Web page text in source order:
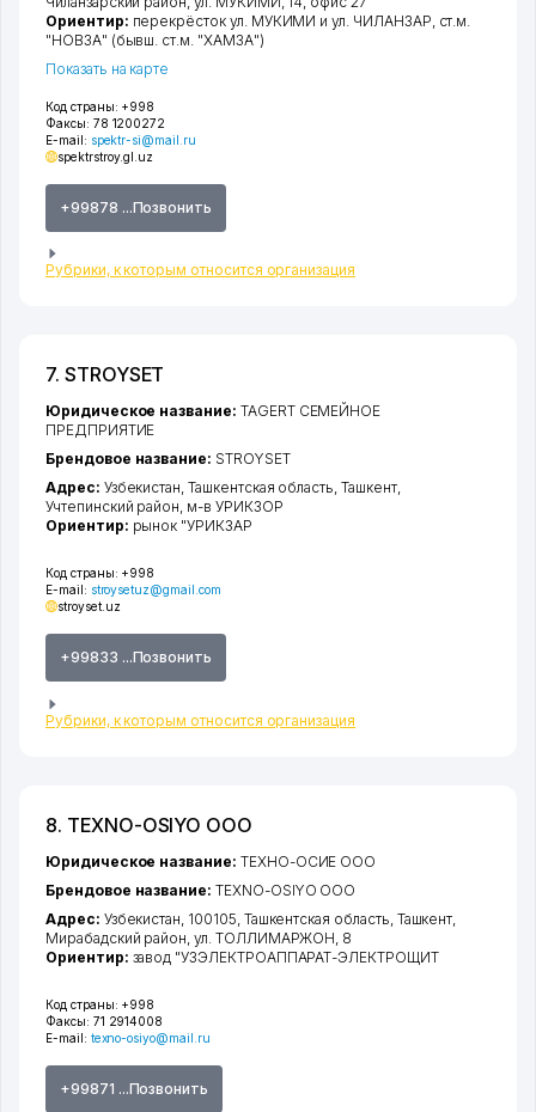
Код страны: +998
Факсы: 78 1200272
E-mail: spektr-si@mail.ru
spektrstroy.gl.uz
+99878 ...Позвонить
Рубрики, к которым относится организация
Ориентир: перекрёсток ул. МУКИМИ и ул. ЧИЛАНЗАР, ст.м.
"НОВЗА" (бывш. ст.м. "ХАМЗА")
Показать на карте
7. STROYSET
Код страны: +998
E-mail: stroysetuz@gmail.com
stroyset.uz
+99833 ...Позвонить
Рубрики, к которым относится организация
Юридическое название: TAGERT СЕМЕЙНОЕ
ПРЕДПРИЯТИЕ
Брендовое название: STROYSET
Адрес: Узбекистан,Ташкентская область,Ташкент,
Учтепинский район, м-в УРИКЗОР
Ориентир: рынок "УРИКЗАР
8. TEXNO-OSIYO ООО
Код страны: +998
Факсы: 71 2914008
E-mail: texno-osiyo@mail.ru
+99871 ...Позвонить
Юридическое название: ТЕХНО-ОСИЕ ООО
Брендовое название: TEXNO-OSIYO ООО
Адрес: Узбекистан, 100105, Ташкентская область Ташкент
Мирабадский район ,ул. ТОЛЛИМАРЖОН , 8
Ориентир: завод "УЗЭЛЕКТРОАППАРАТ-ЭЛЕКТРОЩИТ